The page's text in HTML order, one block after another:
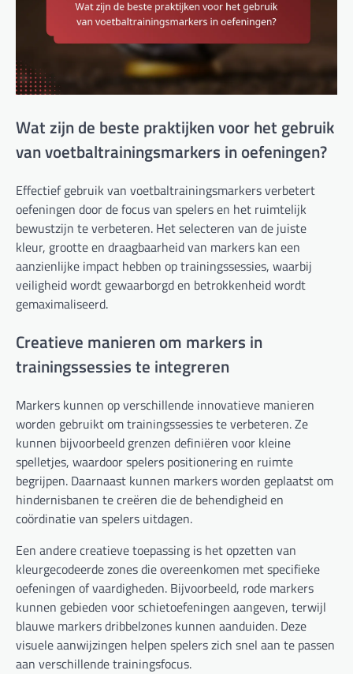
Wat zijn de beste praktijken voor het gebruik
van voetbaltrainingsmarkers in oefeningen?
Effectief gebruik van voetbaltrainingsmarkers verbetert
oefeningen door de focus van spelers en het ruimtelijk
bewustzijn te verbeteren. Het selecteren van de juiste
kleur, grootte en draagbaarheid van markers kan een
aanzienlijke impact hebben op trainingssessies, waarbij
veiligheid wordt gewaarborgd en betrokkenheid wordt
gemaximaliseerd.
Creatieve manieren om markers in
trainingssessies te integreren
Markers kunnen op verschillende innovatieve manieren
worden gebruikt om trainingssessies te verbeteren. Ze
kunnen bijvoorbeeld grenzen definiëren voor kleine
spelletjes, waardoor spelers positionering en ruimte
begrijpen. Daarnaast kunnen markers worden geplaatst om
hindernisbanen te creëren die de behendigheid en
coördinatie van spelers uitdagen.
Een andere creatieve toepassing is het opzetten van
kleurgecodeerde zones die overeenkomen met specifieke
oefeningen of vaardigheden. Bijvoorbeeld, rode markers
kunnen gebieden voor schietoefeningen aangeven, terwijl
blauwe markers dribbelzones kunnen aanduiden. Deze
visuele aanwijzingen helpen spelers zich snel aan te passen
aan verschillende trainingsfocus.